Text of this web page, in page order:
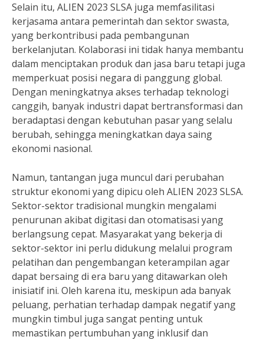
Selain itu, ALIEN 2023 SLSA juga memfasilitasi
kerjasama antara pemerintah dan sektor swasta,
yang berkontribusi pada pembangunan
berkelanjutan. Kolaborasi ini tidak hanya membantu
dalam menciptakan produk dan jasa baru tetapi juga
memperkuat posisi negara di panggung global.
Dengan meningkatnya akses terhadap teknologi
canggih, banyak industri dapat bertransformasi dan
beradaptasi dengan kebutuhan pasar yang selalu
berubah, sehingga meningkatkan daya saing
ekonomi nasional.
Namun, tantangan juga muncul dari perubahan
struktur ekonomi yang dipicu oleh ALIEN 2023 SLSA.
Sektor-sektor tradisional mungkin mengalami
penurunan akibat digitasi dan otomatisasi yang
berlangsung cepat. Masyarakat yang bekerja di
sektor-sektor ini perlu didukung melalui program
pelatihan dan pengembangan keterampilan agar
dapat bersaing di era baru yang ditawarkan oleh
inisiatif ini. Oleh karena itu, meskipun ada banyak
peluang, perhatian terhadap dampak negatif yang
mungkin timbul juga sangat penting untuk
memastikan pertumbuhan yang inklusif dan